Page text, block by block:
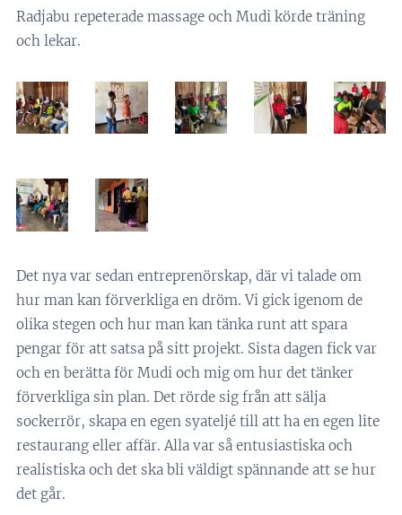
Radjabu repeterade massage och Mudi körde träning
och lekar.
Det nya var sedan entreprenörskap, där vi talade om
hur man kan förverkliga en dröm. Vi gick igenom de
olika stegen och hur man kan tänka runt att spara
pengar för att satsa på sitt projekt. Sista dagen fick var
och en berätta för Mudi och mig om hur det tänker
förverkliga sin plan. Det rörde sig från att sälja
sockerrör, skapa en egen syateljé till att ha en egen lite
restaurang eller affär. Alla var så entusiastiska och
realistiska och det ska bli väldigt spännande att se hur
det går.